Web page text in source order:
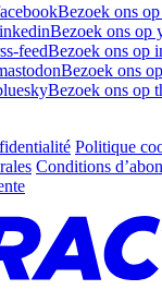
Bezoek ons
Bezoek ons op
feedBezoek ons op
Bezoek ons
Bezoek ons op
Politique
Conditions